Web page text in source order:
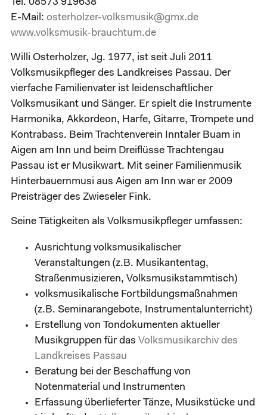
Tel. 08573 919638
E-Mail: osterholzer-volksmusik@gmx.de
www.volksmusik-brauchtum.de
Willi Osterholzer, Jg. 1977, ist seit Juli 2011
Volksmusikpfleger des Landkreises Passau. Der
vierfache Familienvater ist leidenschaftlicher
Volksmusikant und Sänger. Er spielt die Instrumente
Harmonika, Akkordeon, Harfe, Gitarre, Trompete und
Kontrabass. Beim Trachtenverein Inntaler Buam in
Aigen am Inn und beim Dreiflüsse Trachtengau
Passau ist er Musikwart. Mit seiner Familienmusik
Hinterbauernmusi aus Aigen am Inn war er 2009
Preisträger des Zwieseler Fink.
Seine Tätigkeiten als Volksmusikpfleger umfassen:
Ausrichtung volksmusikalischer
Veranstaltungen (z.B. Musikantentag,
Straßenmusizieren, Volksmusikstammtisch)
volksmusikalische Fortbildungsmaßnahmen
(z.B. Seminarangebote, Instrumentalunterricht)
Erstellung von Tondokumenten aktueller
Musikgruppen für das Volksmusikarchiv des
Landkreises Passau
Beratung bei der Beschaffung von
Notenmaterial und Instrumenten
Erfassung überlieferter Tänze, Musikstücke und